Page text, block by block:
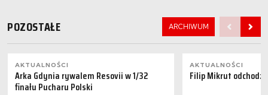
POZOSTAŁE ARCHIWUM
AKTUALNOŚCI
Arka Gdynia rywalem Resovii w 1/32
finału Pucharu Polski
AKTUALNOŚCI
Filip Mikrut